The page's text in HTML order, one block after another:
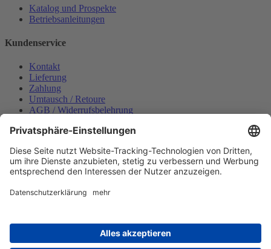
Katalog und Prospekte
Betriebsanleitungen
Kundenservice
Kontakt
Lieferung
Zahlung
Umtausch / Retoure
AGB / Widerrufsbelehrung
Datenschutzerklärung
Bestellung widerrufen
Mein konto
Zahlungsmöglichkeiten